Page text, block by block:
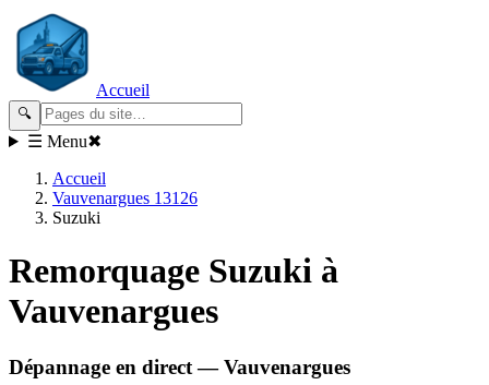
Accueil
🔍
☰ Menu✖
Accueil
Vauvenargues 13126
Suzuki
Remorquage Suzuki à
Vauvenargues
Dépannage en direct —Vauvenargues